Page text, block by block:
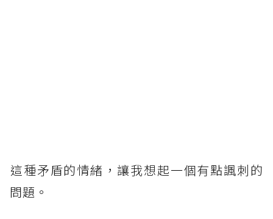
​這種矛盾的情緒，讓我想起一個有點諷刺的
問題。